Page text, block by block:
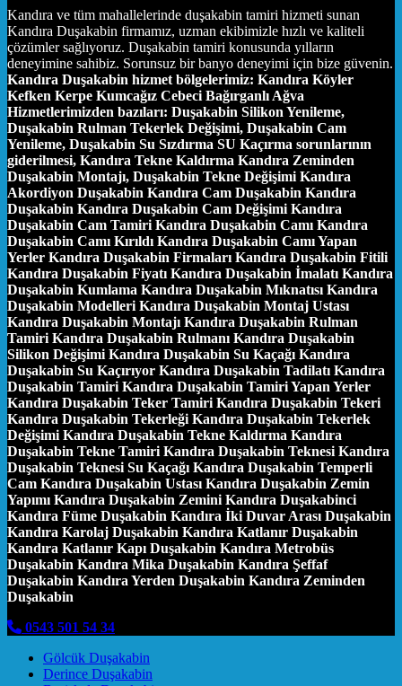
Kandıra ve tüm mahallelerinde duşakabin tamiri hizmeti sunan
Kandıra Duşakabin firmamız, uzman ekibimizle hızlı ve kaliteli
çözümler sağlıyoruz. Duşakabin tamiri konusunda yılların
deneyimine sahibiz. Sorunsuz bir banyo deneyimi için bize güvenin.
Kandıra Duşakabin hizmet bölgelerimiz: Kandıra Köyler
Kefken Kerpe Kumcağız Cebeci Bağırganlı Ağva
Hizmetlerimizden bazıları: Duşakabin Silikon Yenileme,
Duşakabin Rulman Tekerlek Değişimi, Duşakabin Cam
Yenileme, Duşakabin Su Sızdırma SU Kaçırma sorunlarının
giderilmesi, Kandıra Tekne Kaldırma Kandıra Zeminden
Duşakabin Montajı, Duşakabin Tekne Değişimi Kandıra
Akordiyon Duşakabin Kandıra Cam Duşakabin Kandıra
Duşakabin Kandıra Duşakabin Cam Değişimi Kandıra
Duşakabin Cam Tamiri Kandıra Duşakabin Camı Kandıra
Duşakabin Camı Kırıldı Kandıra Duşakabin Camı Yapan
Yerler Kandıra Duşakabin Firmaları Kandıra Duşakabin Fitili
Kandıra Duşakabin Fiyatı Kandıra Duşakabin İmalatı Kandıra
Duşakabin Kumlama Kandıra Duşakabin Mıknatısı Kandıra
Duşakabin Modelleri Kandıra Duşakabin Montaj Ustası
Kandıra Duşakabin Montajı Kandıra Duşakabin Rulman
Tamiri Kandıra Duşakabin Rulmanı Kandıra Duşakabin
Silikon Değişimi Kandıra Duşakabin Su Kaçağı Kandıra
Duşakabin Su Kaçırıyor Kandıra Duşakabin Tadilatı Kandıra
Duşakabin Tamiri Kandıra Duşakabin Tamiri Yapan Yerler
Kandıra Duşakabin Teker Tamiri Kandıra Duşakabin Tekeri
Kandıra Duşakabin Tekerleği Kandıra Duşakabin Tekerlek
Değişimi Kandıra Duşakabin Tekne Kaldırma Kandıra
Duşakabin Tekne Tamiri Kandıra Duşakabin Teknesi Kandıra
Duşakabin Teknesi Su Kaçağı Kandıra Duşakabin Temperli
Cam Kandıra Duşakabin Ustası Kandıra Duşakabin Zemin
Yapımı Kandıra Duşakabin Zemini Kandıra Duşakabinci
Kandıra Füme Duşakabin Kandıra İki Duvar Arası Duşakabin
Kandıra Karolaj Duşakabin Kandıra Katlanır Duşakabin
Kandıra Katlanır Kapı Duşakabin Kandıra Metrobüs
Duşakabin Kandıra Mika Duşakabin Kandıra Şeffaf
Duşakabin Kandıra Yerden Duşakabin Kandıra Zeminden
Duşakabin
0543 501 54 34
Gölcük Duşakabin
Derince Duşakabin